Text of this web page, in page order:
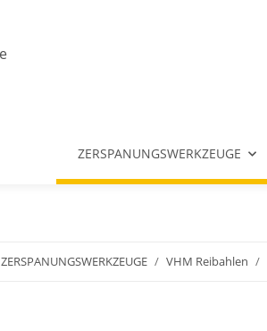
ZERSPANUNGSWERKZEUGE
ZERSPANUNGSWERKZEUGE VHM Reibahlen